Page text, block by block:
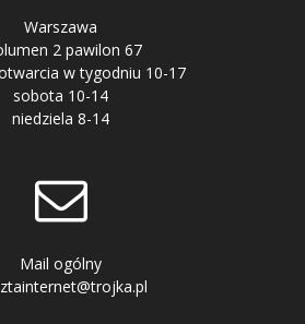
Warszawa
2 pawilon 67
w tygodniu 10-17
sobota 10-14
niedziela 8-14
Mail ogólny